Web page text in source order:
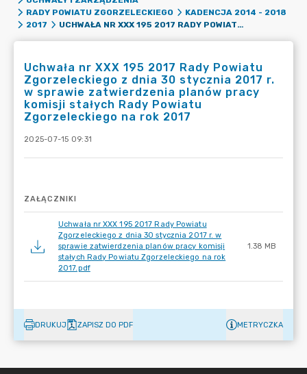
RADY POWIATU ZGORZELECKIEGO
KADENCJA 2014 - 2018
2017
UCHWAŁA NR XXX 195 2017 RADY POWIATU ZGORZELECKIEGO Z DNIA 30 STYCZNIA 2017 R. W SPRAWIE ZATWIERDZENIA PLANÓW PRACY KOMISJI STAŁYCH RADY POWIATU ZGORZELECKIEGO NA ROK 2017
Uchwała nr XXX 195 2017 Rady Powiatu
Zgorzeleckiego z dnia 30 stycznia 2017 r.
w sprawie zatwierdzenia planów pracy
komisji stałych Rady Powiatu
Zgorzeleckiego na rok 2017
2025-07-15 09:31
ZAŁĄCZNIKI
Uchwała nr XXX 195 2017 Rady Powiatu
Zgorzeleckiego z dnia 30 stycznia 2017 r. w
sprawie zatwierdzenia planów pracy komisji
stałych Rady Powiatu Zgorzeleckiego na rok
2017.pdf
1.38 MB
DRUKUJ ZAPISZ DO PDF METRYCZKA